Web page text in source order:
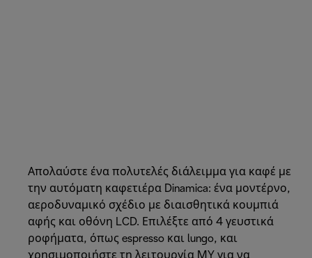
Απολαύστε ένα πολυτελές διάλειμμα για καφέ με
την αυτόματη καφετιέρα Dinamica: ένα μοντέρνο,
αεροδυναμικό σχέδιο με διαισθητικά κουμπιά
αφής και οθόνη LCD. Επιλέξτε από 4 γευστικά
ροφήματα, όπως espresso και lungo, και
χρησιμοποιήστε τη λειτουργία MY για να